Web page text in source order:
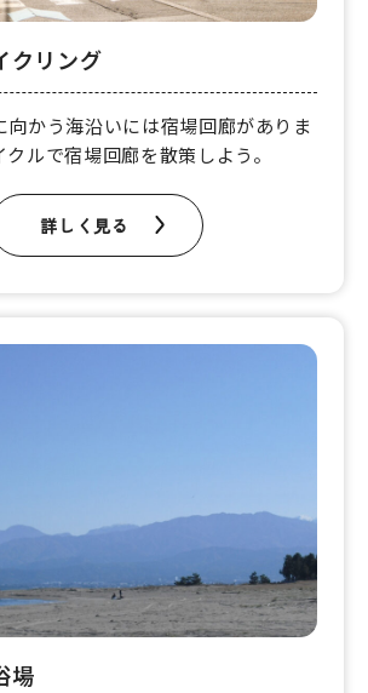
クリング
向かう海沿いには宿場回廊がありま
ルで宿場回廊を散策しよう。
詳しく見る
場